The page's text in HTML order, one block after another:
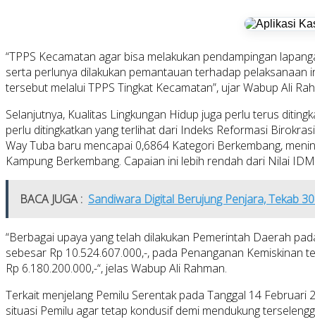
“TPPS Kecamatan agar bisa melakukan pendampingan
serta perlunya dilakukan pemantauan terhadap pelaksanaan
tersebut melalui TPPS Tingkat Kecamatan”, ujar Wabup Ali
Selanjutnya, Kualitas Lingkungan Hidup juga perlu terus
perlu ditingkatkan yang terlihat dari Indeks Reformasi
Way Tuba baru mencapai 0,6864 Kategori Berkembang,
Kampung Berkembang. Capaian ini lebih rendah dari Nilai
BACA JUGA : Sandiwara Digital Berujung Penjara, Tekab
“Berbagai upaya yang telah dilakukan Pemerintah Daerah
sebesar Rp 10.524.607.000,-, pada Penanganan
Rp 6.180.200.000,-“, jelas Wabup Ali Rahman.
Terkait menjelang Pemilu Serentak pada Tanggal 14
situasi Pemilu agar tetap kondusif demi mendukung